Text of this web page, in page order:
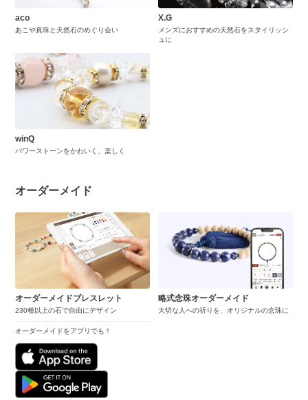
aco
あこや真珠と天然石のめぐり会い
X.G
メンズにおすすめの天然石をスタイリッシ
ュに
winQ
パワーストーンをかわいく、楽しく
オーダーメイド
オーダーメイドブレスレット
230種以上の石で自由にデザイン
オーダーメイドをアプリでも！
略式念珠オーダーメイド
大切な人への祈りを、オリジナルの念珠に